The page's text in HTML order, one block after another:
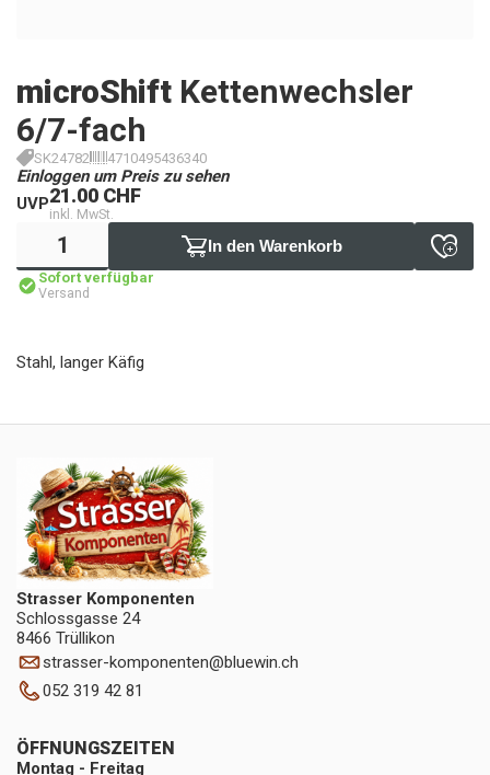
microShift Kettenwechsler
6/7-fach
SK24782 4710495436340
Einloggen um Preis zu sehen
UVP21.00 CHF
inkl. MwSt.
In den Warenkorb
Sofort verfügbar
Versand
Stahl, langer Käfig
Strasser Komponenten
Schlossgasse 24
8466 Trüllikon
strasser-komponenten@bluewin.ch
052 319 42 81
ÖFFNUNGSZEITEN
Montag - Freitag